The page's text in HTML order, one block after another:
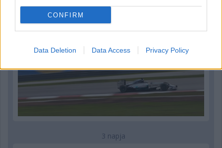
CONFIRM
Data Deletion Data Access Privacy Policy
3 napja